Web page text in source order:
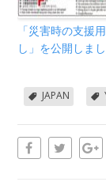
「災害時の支援
し」を公開しま
JAPAN